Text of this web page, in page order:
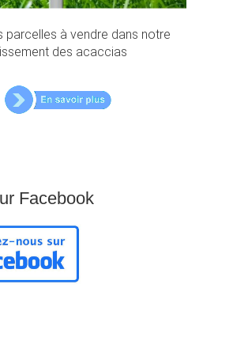
parcelles à vendre dans notre
des acaccias
Facebook